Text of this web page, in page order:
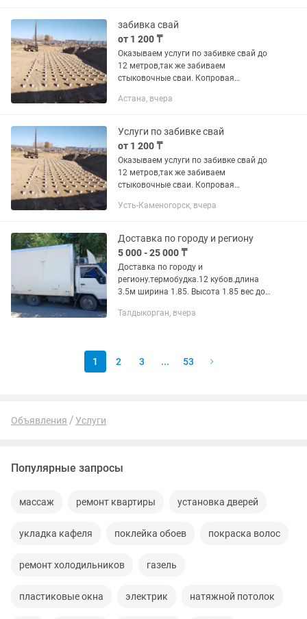
рынке,...
забивка свай
от 1 200 ₸
Оказываем услуги по забивке свай до
12 метров,так же забиваем
стыковочные сваи. Копровая
2.5 тонны. Большой опыт работы.
Астана, вчера
Услуги по забивке свай
от 1 200 ₸
Оказываем услуги по забивке свай до
12 метров,так же забиваем
стыковочные сваи. Копровая
2.5 тонны. Большой опыт работы.
Усть-Каменогорск, вчера
Доставка по городу и региону
5 000 - 25 000 ₸
Доставка по городу и
региону.термобудка.12 кубов.длина
3.5м ширина 1.85. Высота 1.85 вес до
Талдыкорган, вчера
1 2 3 ... 53
Объявления Услуги
Популярные запросы
массаж ремонт квартиры установка дверей
укладка кафеля поклейка обоев покраска волос
ремонт холодильников газель
пластиковые окна электрик натяжной потолок